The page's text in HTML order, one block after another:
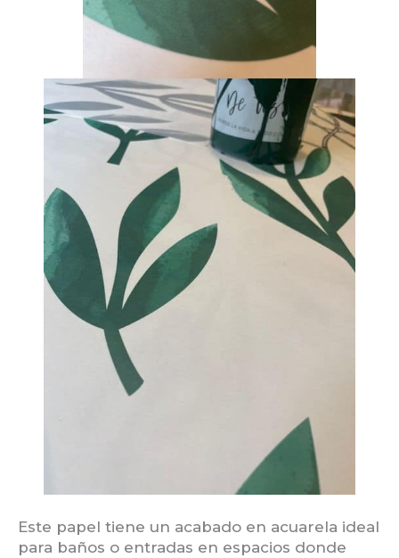
Este papel tiene un acabado en acuarela ideal
para baños o entradas en espacios donde